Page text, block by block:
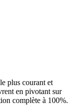
plus courant et
en pivotant sur
complète à 100%.